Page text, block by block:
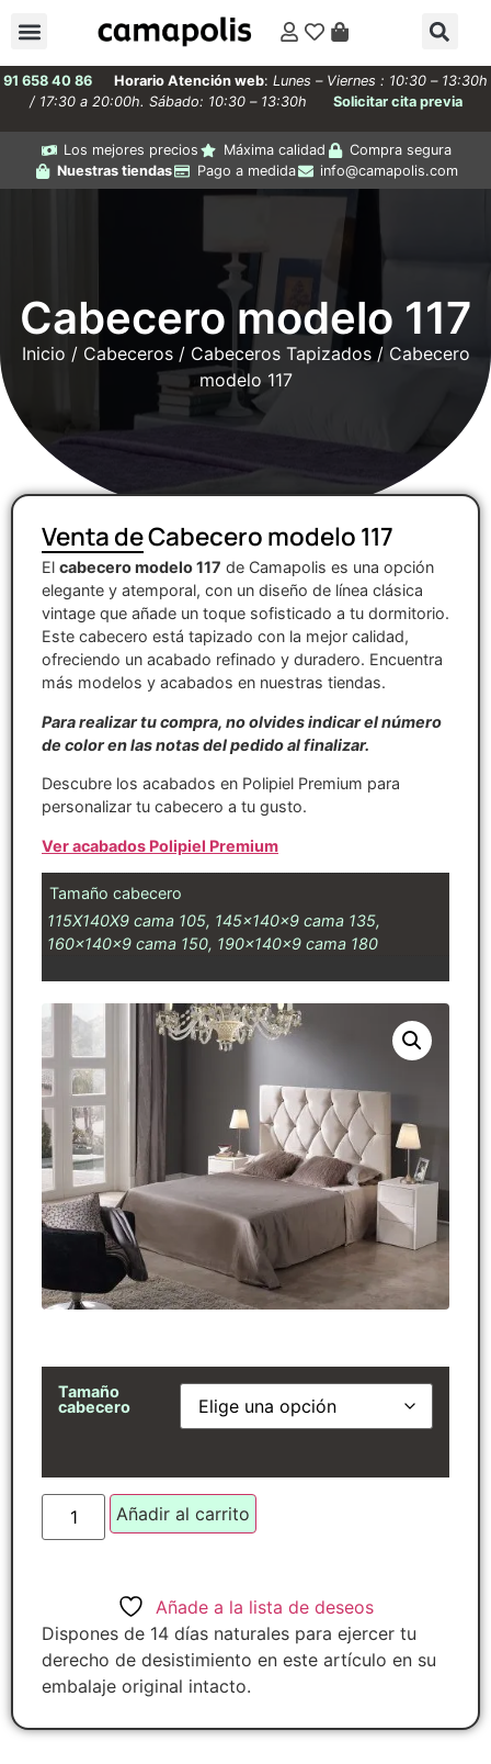
91 658 40 86 Horario Atención web: Lunes – Viernes : 10:30 – 13:30h
/ 17:30 a 20:00h. Sábado: 10:30 – 13:30h
Solicitar cita previa
Los mejores precios Máxima calidad
Compra segura
Nuestras tiendas
Pago a medida info@camapolis.com
Cabecero modelo 117
Inicio / Cabeceros/ Cabeceros Tapizados/ Cabecero
modelo 117
Venta de Cabecero modelo 117
El cabecero modelo 117 de Camapolis es una opción
elegante y atemporal, con un diseño de línea clásica
vintage que añade un toque sofisticado a tu dormitorio.
Este cabecero está tapizado con la mejor calidad,
ofreciendo un acabado refinado y duradero. Encuentra
más modelos y acabados en nuestras tiendas.
Para realizar tu compra, no olvides indicar el número
de color en las notas del pedido al finalizar.
Descubre los acabados en Polipiel Premium para
personalizar tu cabecero a tu gusto.
Ver acabados Polipiel Premium
Tamaño cabecero
115X140X9 cama 105, 145x140x9 cama 135,
160x140x9 cama 150, 190x140x9 cama 180
Tamaño
cabecero
Añadir al carrito
Añade a la lista de deseos
Dispones de 14 días naturales para ejercer tu
derecho de desistimiento en este artículo en su
embalaje original intacto.